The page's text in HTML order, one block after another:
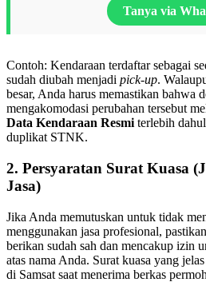
Tanya via
Contoh: Kendaraan terdaftar sebagai
sudah diubah menjadi pick-up.
besar, Anda harus memastikan bahwa
mengakomodasi perubahan tersebut
Data Kendaraan Resmi terlebih
duplikat STNK.
2. Persyaratan Surat Kuasa
Jasa)
Jika Anda memutuskan untuk tidak
menggunakan jasa profesional,
berikan sudah sah dan mencakup izin
atas nama Anda. Surat kuasa yang
di Samsat saat menerima berkas